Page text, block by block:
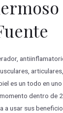
es un todo en
dentro de
a usar sus